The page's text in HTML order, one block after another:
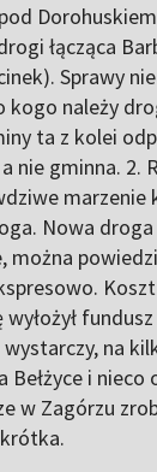
łącząca
Sprawy
kogo należy
ta z kolei
nie gminna. 2.
marzenie
Nowa
można
Koszt
wystarczy, na
Bełżyce i
w Zagórzu